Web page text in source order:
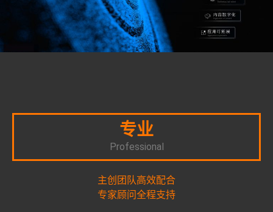
专业
Professional
主创团队高效配合
专家顾问全程支持